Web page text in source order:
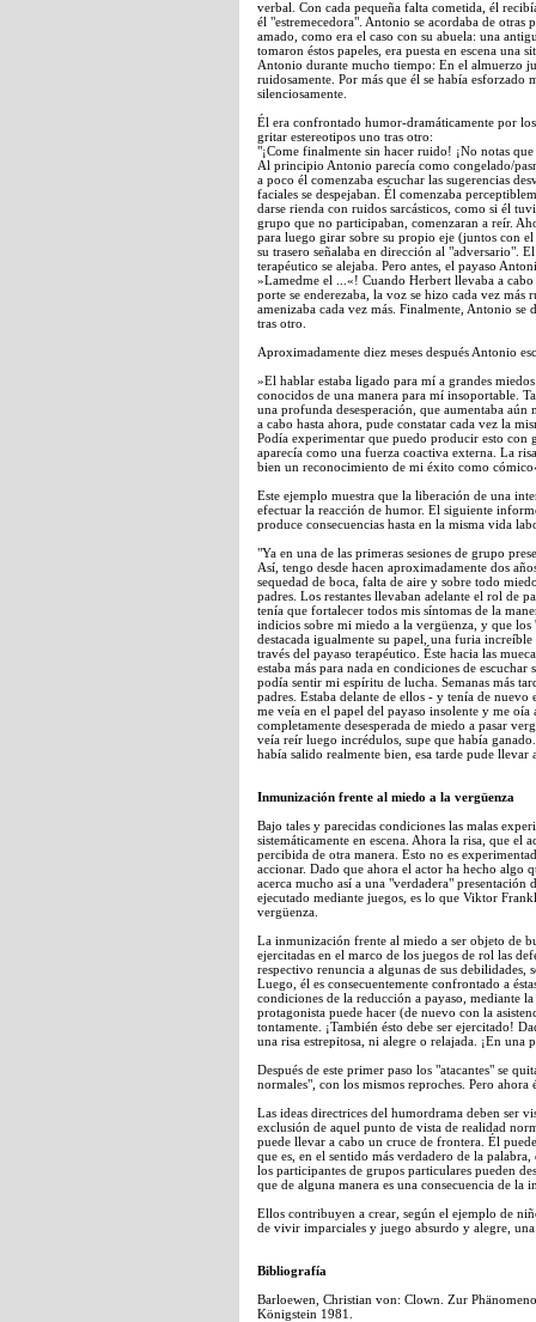
verbal. Con cada pequeña falta cometida, él
él "estremecedora". Antonio se acordaba de otras
amado, como era el caso con su abuela: una
tomaron éstos papeles, era puesta en escena
Antonio durante mucho tiempo: En el almuerzo
ruidosamente. Por más que él se había
silenciosamente.
Él era confrontado humor-dramáticamente por
gritar estereotipos uno tras otro:
"¡Come finalmente sin hacer ruido! ¡No notas que
Al principio Antonio parecía como congelado/
a poco él comenzaba escuchar las sugerencias
faciales se despejaban. Él comenzaba
darse rienda con ruidos sarcásticos, como si él
grupo que no participaban, comenzaran a reír.
para luego girar sobre su propio eje (juntos con
su trasero señalaba en dirección al "adversario".
terapéutico se alejaba. Pero antes, el payaso
»Lamedme el ...«! Cuando Herbert llevaba a
porte se enderezaba, la voz se hizo cada vez
amenizaba cada vez más. Finalmente, Antonio
tras otro.
Aproximadamente diez meses después Antonio
»El hablar estaba ligado para mí a grandes
conocidos de una manera para mí insoportable.
una profunda desesperación, que aumentaba
a cabo hasta ahora, pude constatar cada vez la
Podía experimentar que puedo producir esto con
aparecía como una fuerza coactiva externa. La
bien un reconocimiento de mi éxito como
Este ejemplo muestra que la liberación de una
efectuar la reacción de humor. El siguiente
produce consecuencias hasta en la misma vida
"Ya en una de las primeras sesiones de grupo
Así, tengo desde hacen aproximadamente dos
sequedad de boca, falta de aire y sobre todo
padres. Los restantes llevaban adelante el rol de
tenía que fortalecer todos mis síntomas de la
indicios sobre mi miedo a la vergüenza, y que los
destacada igualmente su papel, una furia
través del payaso terapéutico. Éste hacia las
estaba más para nada en condiciones de
podía sentir mi espíritu de lucha. Semanas más
padres. Estaba delante de ellos - y tenía de
me veía en el papel del payaso insolente y me oía
completamente desesperada de miedo a pasar
veía reír luego incrédulos, supe que había
había salido realmente bien, esa tarde pude
Inmunización frente al miedo a la vergüenza
Bajo tales y parecidas condiciones las malas
sistemáticamente en escena. Ahora la risa, que el
percibida de otra manera. Esto no es
accionar. Dado que ahora el actor ha hecho algo
acerca mucho así a una "verdadera" presentación
ejecutado mediante juegos, es lo que Viktor
vergüenza.
La inmunización frente al miedo a ser objeto de
ejercitadas en el marco de los juegos de rol las
respectivo renuncia a algunas de sus debilidades,
Luego, él es consecuentemente confrontado a
condiciones de la reducción a payaso, mediante
protagonista puede hacer (de nuevo con la
tontamente. ¡También ésto debe ser ejercitado!
una risa estrepitosa, ni alegre o relajada. ¡En una
Después de este primer paso los "atacantes" se
normales", con los mismos reproches. Pero
Las ideas directrices del humordrama deben ser
exclusión de aquel punto de vista de realidad
puede llevar a cabo un cruce de frontera. Él
que es, en el sentido más verdadero de la
los participantes de grupos particulares pueden
que de alguna manera es una consecuencia de la
Ellos contribuyen a crear, según el ejemplo de
de vivir imparciales y juego absurdo y alegre,
Bibliografía
Barloewen, Christian von: Clown. Zur
Königstein 1981.